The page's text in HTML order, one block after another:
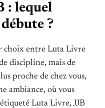
: lequel
?
choix entre Luta Livre
discipline, mais de
proche de chez vous,
ambiance, où vous
Luta Livre, JJB